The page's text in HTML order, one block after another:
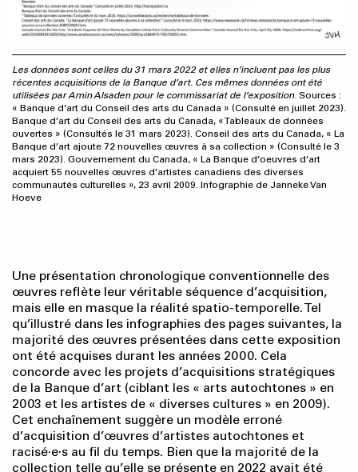
Les données sont celles du 31 mars 2022 et elles n’incluent pas les plus
récentes acquisitions de la Banque d’art. Ces mêmes données ont été
utilisées par Amin Alsaden pour le commissariat de l’exposition. Sources :
« Banque d’art du Conseil des arts du Canada » (Consulté en juillet 2023).
Banque d’art du Conseil des arts du Canada, « Tableaux de données
ouvertes » (Consultés le 31 mars 2023). Conseil des arts du Canada, « La
Banque d’art ajoute 72 nouvelles œuvres à sa collection » (Consulté le 3
mars 2023). Gouvernement du Canada, « La Banque d’oeuvres d’art
acquiert 55 nouvelles œuvres d’artistes canadiens des diverses
communautés culturelles », 23 avril 2009. Infographie de Janneke Van
Hoeve
Une présentation chronologique conventionnelle des
œuvres reflète leur véritable séquence d’acquisition,
mais elle en masque la réalité spatio-temporelle. Tel
qu’illustré dans les infographies des pages suivantes, la
majorité des œuvres présentées dans cette exposition
ont été acquises durant les années 2000. Cela
concorde avec les projets d’acquisitions stratégiques
de la Banque d’art (ciblant les « arts autochtones » en
2003 et les artistes de « diverses cultures » en 2009).
Cet enchaînement suggère un modèle erroné
d’acquisition d’œuvres d’artistes autochtones et
racisé·e·s au fil du temps. Bien que la majorité de la
collection telle qu’elle se présente en 2022 avait été